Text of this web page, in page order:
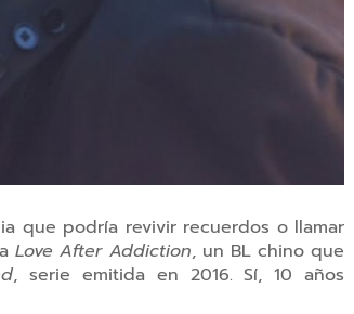
que podría revivir recuerdos o llamar
Love After Addiction, un BL chino que
, serie emitida en 2016. Sí,10 años